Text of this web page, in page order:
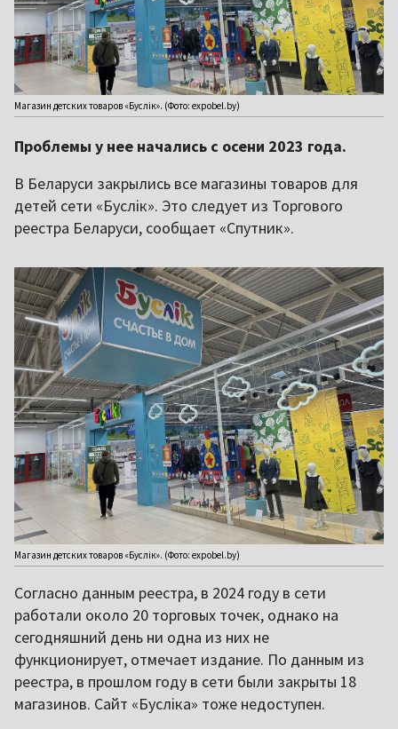
Магазин детских товаров «Буслік». (Фото: expobel.by)
Проблемы у нее начались с осени 2023 года.
В Беларуси закрылись все магазины товаров для
детей сети «Буслік». Это следует из Торгового
реестра Беларуси, сообщает «Спутник».
Магазин детских товаров «Буслік». (Фото: expobel.by)
Согласно данным реестра, в 2024 году в сети
работали около 20 торговых точек, однако на
сегодняшний день ни одна из них не
функционирует, отмечает издание. По данным из
реестра, в прошлом году в сети были закрыты 18
магазинов. Сайт «Бусліка» тоже недоступен.